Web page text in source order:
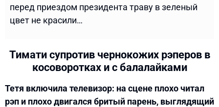
перед приездом президента траву в зеленый
цвет не красили…
Тимати супротив чернокожих рэперов в
косоворотках и с балалайками
Тетя включила телевизор: на сцене плохо читал
рэп и плохо двигался бритый парень, выглядящий